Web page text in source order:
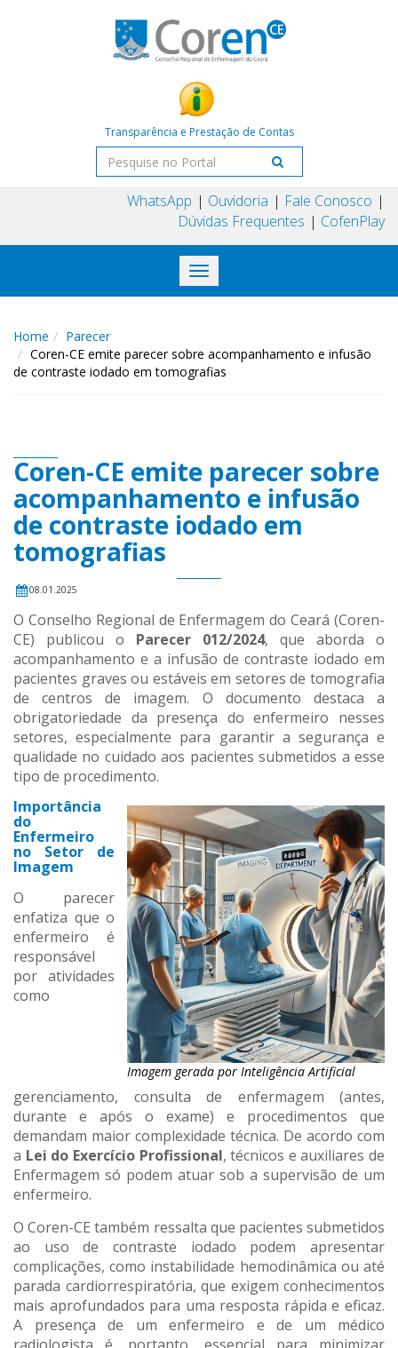
Transparência e Prestação de Contas
WhatsApp Ouvidoria
Fale Conosco
Dúvidas Frequentes
CofenPlay
Toggle
navigation
Home
Parecer
Coren-CE emite parecer sobre acompanhamento e infusão
de contraste iodado em tomografias
Coren-CE emite parecer sobre
acompanhamento e infusão
de contraste iodado em
tomografias
08.01.2025
O Conselho Regional de Enfermagem do Ceará (Coren-
CE) publicou o Parecer 012/2024, que aborda o
acompanhamento e a infusão de contraste iodado em
pacientes graves ou estáveis em setores de tomografia
de centros de imagem. O documento destaca a
obrigatoriedade da presença do enfermeiro nesses
setores, especialmente para garantir a segurança e
qualidade no cuidado aos pacientes submetidos a esse
tipo de procedimento.
Imagem gerada por Inteligência Artificial
Importância
do
Enfermeiro
no Setor de
Imagem
O parecer
enfatiza que o
enfermeiro é
responsável
por atividades
como
gerenciamento, consulta de enfermagem (antes,
durante e após o exame) e procedimentos que
demandam maior complexidade técnica. De acordo com
a Lei do Exercício Profissional, técnicos e auxiliares de
Enfermagem só podem atuar sob a supervisão de um
enfermeiro.
O Coren-CE também ressalta que pacientes submetidos
ao uso de contraste iodado podem apresentar
complicações, como instabilidade hemodinâmica ou até
parada cardiorrespiratória, que exigem conhecimentos
mais aprofundados para uma resposta rápida e eficaz.
A presença de um enfermeiro e de um médico